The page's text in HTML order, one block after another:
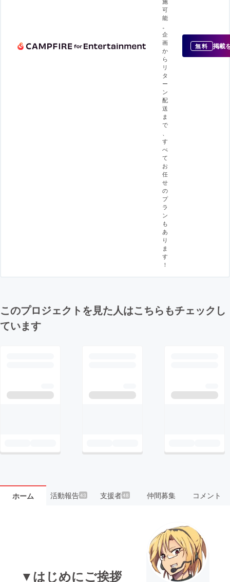
可
能
。
企
画
か
ら
リ
タ
ー
ン
配
送
ま
で
、
す
べ
て
お
任
せ
の
プ
ラ
ン
も
あ
り
ま
す
！
無料 掲載
このプロジェクトを見た人はこちらもチェックし
ています
ホーム 活動報告43 支援者48 仲間募集 コメント
▼はじめにご挨拶